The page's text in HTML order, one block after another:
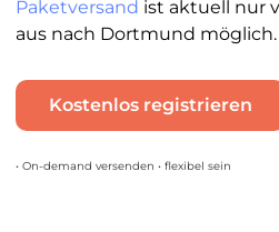
Paketversand ist aktuell nur
aus nach Dortmund möglich.
Kostenlos registrieren
• On-demand versenden • flexibel sein